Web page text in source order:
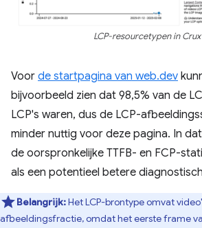
LCP-resourcetypen in Crux
Voor de startpagina van web.dev
bijvoorbeeld zien dat 98,5% van de
LCP's waren, dus de LCP-
minder nuttig voor deze pagina. In
de oorspronkelijke TTFB- en FCP-
als een potentieel betere
Belangrijk:Het LCP-brontype omvat
afbeeldingsfractie, omdat het eerste frame